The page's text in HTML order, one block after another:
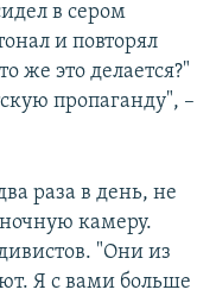
в сером
и повторял
же это делается?"
пропаганду", –
раза в день, не
камеру.
"Они из
Я с вами больше